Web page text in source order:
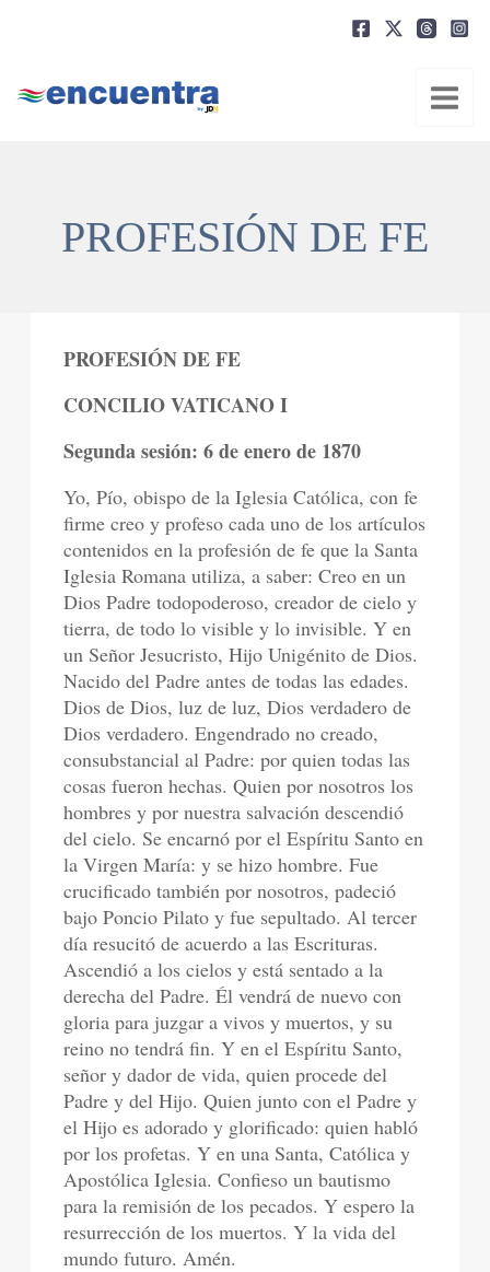
PROFESIÓN DE FE
PROFESIÓN DE FE
CONCILIO VATICANO I
Segunda sesión: 6 de enero de 1870
Yo, Pío, obispo de la Iglesia Católica, con fe
firme creo y profeso cada uno de los artículos
contenidos en la profesión de fe que la Santa
Iglesia Romana utiliza, a saber: Creo en un
Dios Padre todopoderoso, creador de cielo y
tierra, de todo lo visible y lo invisible. Y en
un Señor Jesucristo, Hijo Unigénito de Dios.
Nacido del Padre antes de todas las edades.
Dios de Dios, luz de luz, Dios verdadero de
Dios verdadero. Engendrado no creado,
consubstancial al Padre: por quien todas las
cosas fueron hechas. Quien por nosotros los
hombres y por nuestra salvación descendió
del cielo. Se encarnó por el Espíritu Santo en
la Virgen María: y se hizo hombre. Fue
crucificado también por nosotros, padeció
bajo Poncio Pilato y fue sepultado. Al tercer
día resucitó de acuerdo a las Escrituras.
Ascendió a los cielos y está sentado a la
derecha del Padre. Él vendrá de nuevo con
gloria para juzgar a vivos y muertos, y su
reino no tendrá fin. Y en el Espíritu Santo,
señor y dador de vida, quien procede del
Padre y del Hijo. Quien junto con el Padre y
el Hijo es adorado y glorificado: quien habló
por los profetas. Y en una Santa, Católica y
Apostólica Iglesia. Confieso un bautismo
para la remisión de los pecados. Y espero la
resurrección de los muertos. Y la vida del
mundo futuro. Amén.